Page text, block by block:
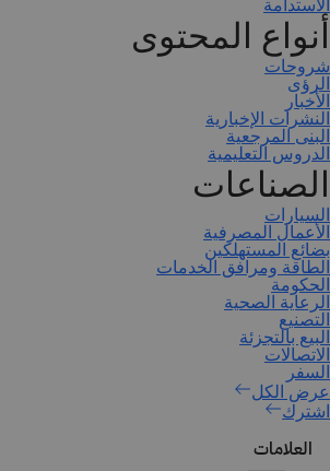
اشترك
العلامات